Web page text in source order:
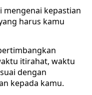
kepastian
harus kamu
itirahat, waktu
dengan
kepada kamu.